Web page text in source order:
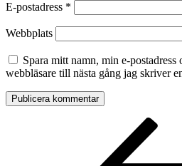
E-postadress *
Webbplats
Spara mitt namn, min e-postadress
webbläsare till nästa gång jag skriver
Inläggsnavigering